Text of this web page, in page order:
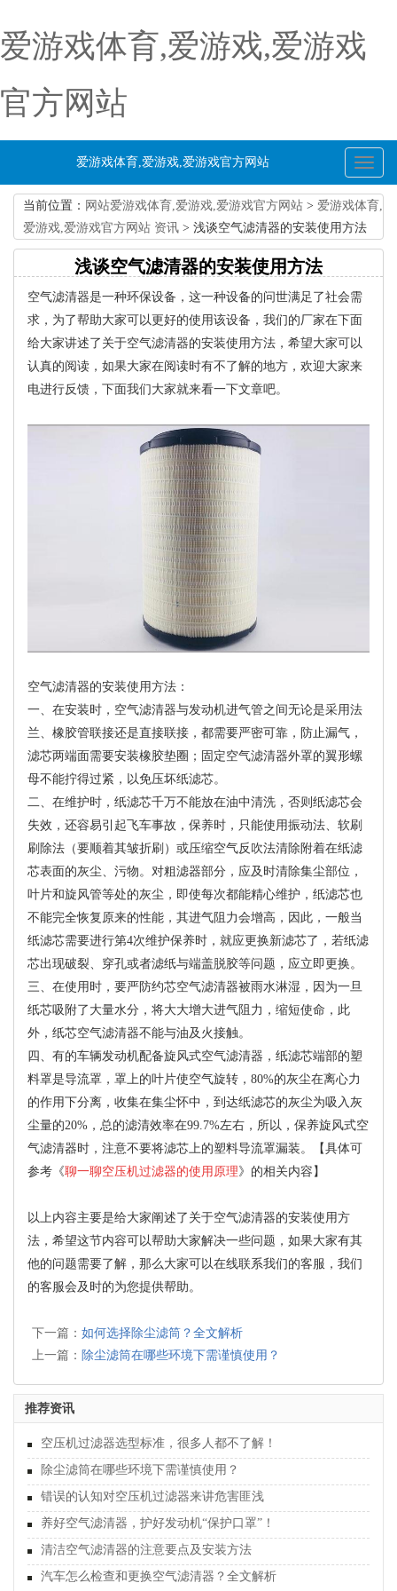
爱游戏体育,爱游戏,爱游戏
官方网站
Toggle
爱游戏体育,爱游戏,爱游戏官方网站
当前位置： 网站爱游戏体育,爱游戏,爱游戏官方网站 > 爱游戏体育,
爱游戏,爱游戏官方网站 资讯 > 浅谈空气滤清器的安装使用方法
浅谈空气滤清器的安装使用方法
空气滤清器是一种环保设备，这一种设备的问世满足了社会需
求，为了帮助大家可以更好的使用该设备，我们的厂家在下面
给大家讲述了关于空气滤清器的安装使用方法，希望大家可以
认真的阅读，如果大家在阅读时有不了解的地方，欢迎大家来
电进行反馈，下面我们大家就来看一下文章吧。
空气滤清器的安装使用方法：
一、在安装时，空气滤清器与发动机进气管之间无论是采用法
兰、橡胶管联接还是直接联接，都需要严密可靠，防止漏气，
滤芯两端面需要安装橡胶垫圈；固定空气滤清器外罩的翼形螺
母不能拧得过紧，以免压坏纸滤芯。
二、在维护时，纸滤芯千万不能放在油中清洗，否则纸滤芯会
失效，还容易引起飞车事故，保养时，只能使用振动法、软刷
刷除法（要顺着其皱折刷）或压缩空气反吹法清除附着在纸滤
芯表面的灰尘、污物。对粗滤器部分，应及时清除集尘部位，
叶片和旋风管等处的灰尘，即使每次都能精心维护，纸滤芯也
不能完全恢复原来的性能，其进气阻力会增高，因此，一般当
纸滤芯需要进行第4次维护保养时，就应更换新滤芯了，若纸滤
芯出现破裂、穿孔或者滤纸与端盖脱胶等问题，应立即更换。
三、在使用时，要严防约芯空气滤清器被雨水淋湿，因为一旦
纸芯吸附了大量水分，将大大增大进气阻力，缩短使命，此
外，纸芯空气滤清器不能与油及火接触。
四、有的车辆发动机配备旋风式空气滤清器，纸滤芯端部的塑
料罩是导流罩，罩上的叶片使空气旋转，80%的灰尘在离心力
的作用下分离，收集在集尘怀中，到达纸滤芯的灰尘为吸入灰
尘量的20%，总的滤清效率在99.7%左右，所以，保养旋风式空
气滤清器时，注意不要将滤芯上的塑料导流罩漏装。【具体可
参考《聊一聊空压机过滤器的使用原理》的相关内容】
以上内容主要是给大家阐述了关于空气滤清器的安装使用方
法，希望这节内容可以帮助大家解决一些问题，如果大家有其
他的问题需要了解，那么大家可以在线联系我们的客服，我们
的客服会及时的为您提供帮助。
下一篇： 如何选择除尘滤筒？全文解析
上一篇： 除尘滤筒在哪些环境下需谨慎使用？
推荐资讯
空压机过滤器选型标准，很多人都不了解！
除尘滤筒在哪些环境下需谨慎使用？
错误的认知对空压机过滤器来讲危害匪浅
养好空气滤清器，护好发动机“保护口罩”！
清洁空气滤清器的注意要点及安装方法
汽车怎么检查和更换空气滤清器？全文解析